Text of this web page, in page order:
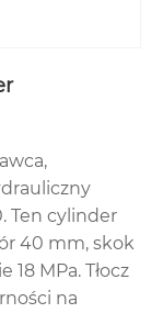
Ten cylinder
40 mm, skok
MPa. Tłocz
na